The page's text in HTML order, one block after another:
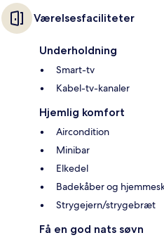
Værelsesfaciliteter
Underholdning
Smart-tv
Kabel-tv-kanaler
Hjemlig komfort
Aircondition
Minibar
Elkedel
Badekåber og
Strygejern/strygebræt
Få en god nats søvn